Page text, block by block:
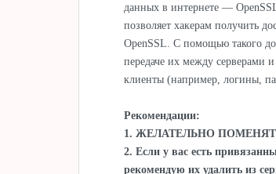
данных в интернете —
позволяет хакерам получить
OpenSSL. С помощью такого
передаче их между серверами
клиенты (например, логины,
Рекомендации:
1. ЖЕЛАТЕЛЬНО
2. Если у вас есть
рекомендую их удалить из